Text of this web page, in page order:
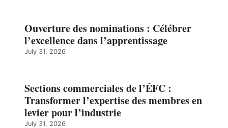
Ouverture des nominations : Célébrer
l’excellence dans l’apprentissage
July 31, 2026
Sections commerciales de l’ÉFC :
Transformer l’expertise des membres en
levier pour l’industrie
July 31, 2026